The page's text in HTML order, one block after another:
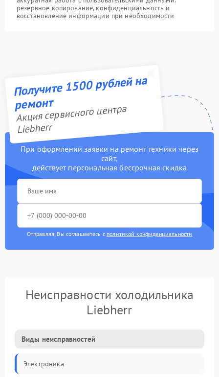
резервное копирование, конфиденциальность и
восстановление информации при необходимости
Получите 1500 рублей на
ремонт
Акция сервисного центра
Liebherr
При оформлении заявки на ремонт техники через
сайт,
действует персональная бессрочная скидка
Отправляя, Вы соглашаетесь с политикой конфиденциальности
Неисправности холодильника
Liebherr
Виды неисправностей
Электроника